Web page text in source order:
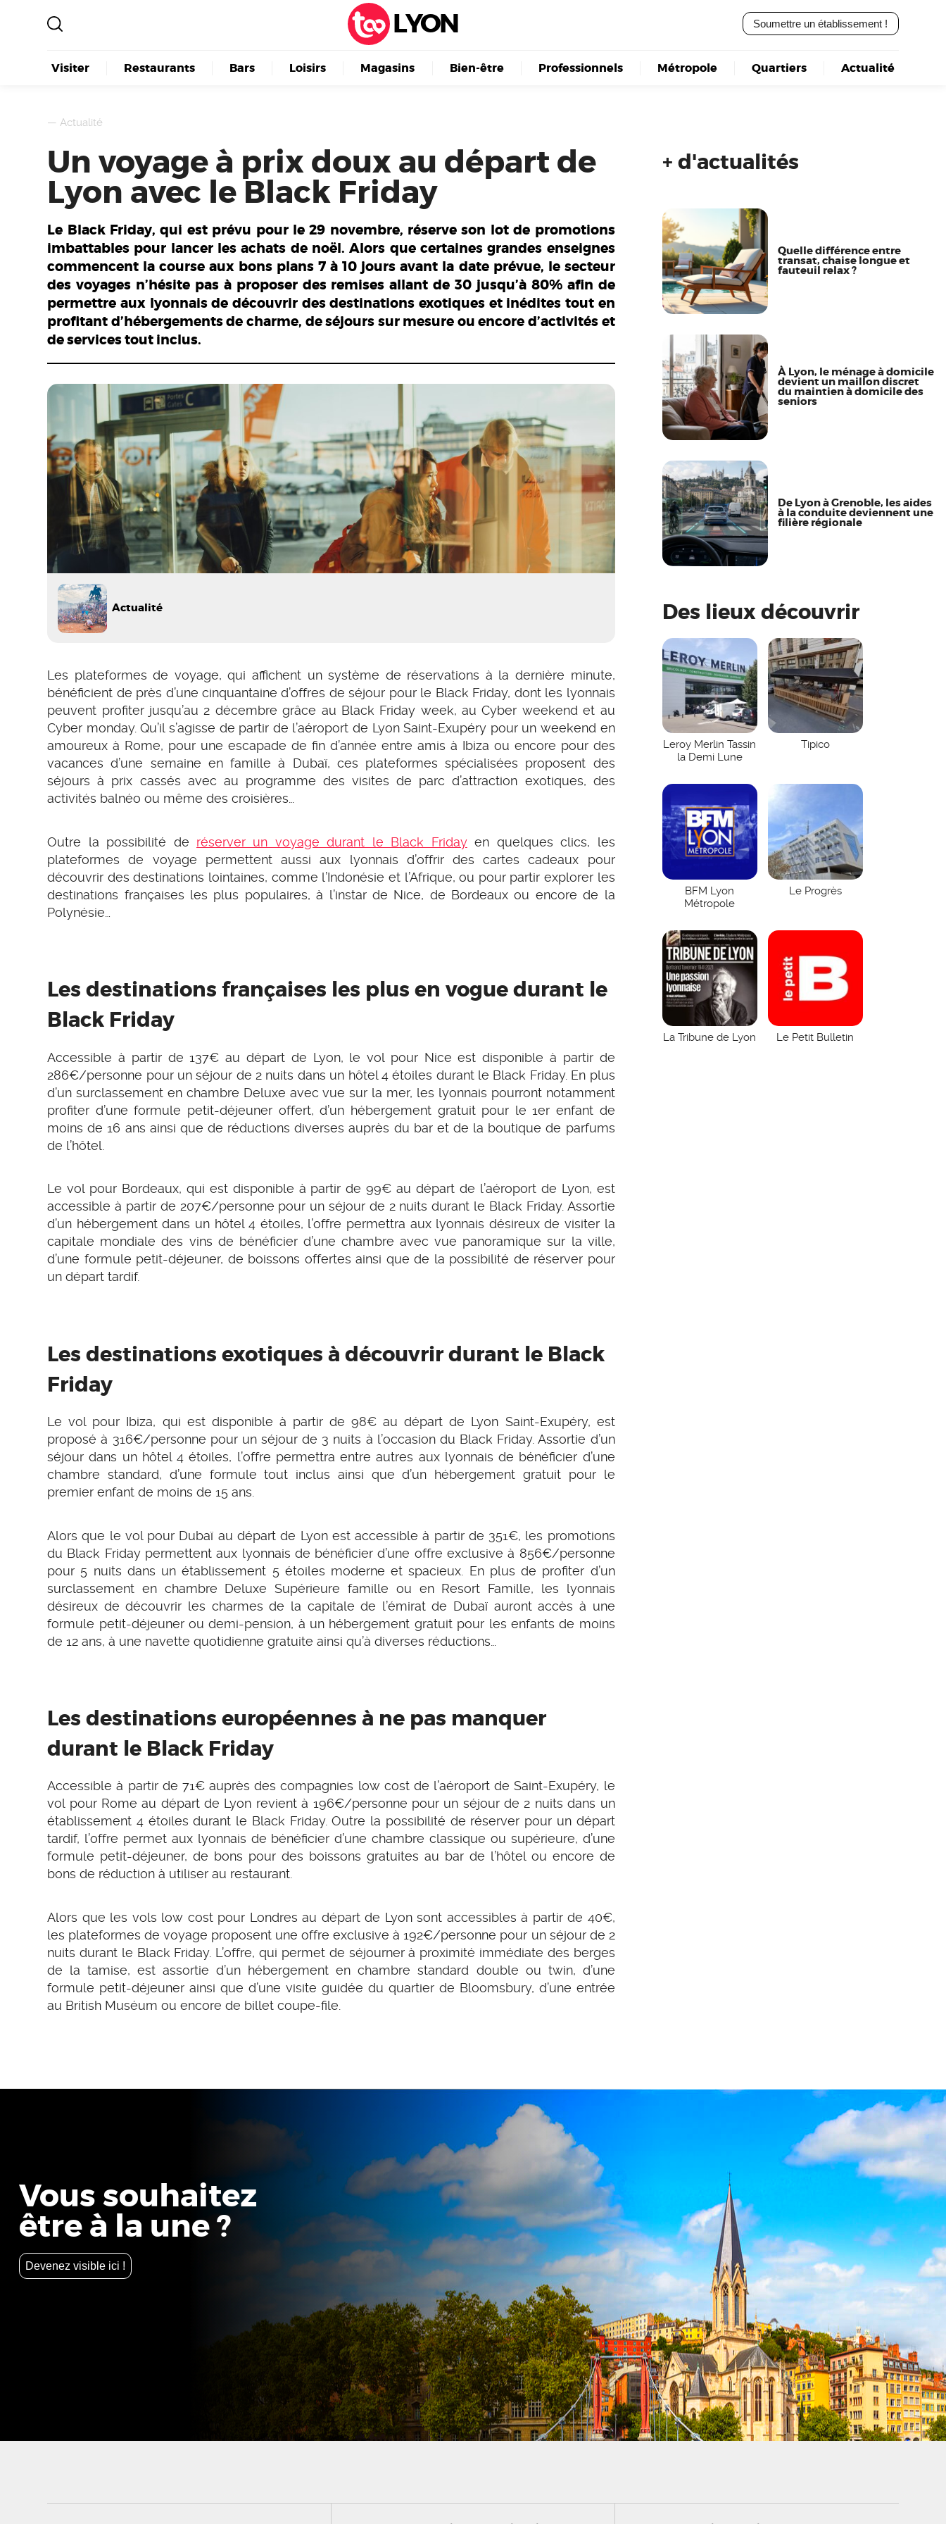
LYON Soumettre un établissement !
Visiter Restaurants Bars Loisirs Magasins Bien-être Professionnels Métropole Quartiers Actualité
—Actualité
Un voyage à prix doux au départ de
Lyon avec le Black Friday
Le Black Friday, qui est prévu pour le 29 novembre, réserve son lot de promotions
imbattables pour lancer les achats de noël. Alors que certaines grandes enseignes
commencent la course aux bons plans 7 à 10 jours avant la date prévue, le secteur
des voyages n’hésite pas à proposer des remises allant de 30 jusqu’à 80% afin de
permettre aux lyonnais de découvrir des destinations exotiques et inédites tout en
profitant d’hébergements de charme, de séjours sur mesure ou encore d’activités et
de services tout inclus.
Actualité
Les plateformes de voyage, qui affichent un système de réservations à la dernière minute,
bénéficient de près d’une cinquantaine d’offres de séjour pour le Black Friday, dont les lyonnais
peuvent profiter jusqu’au 2 décembre grâce au Black Friday week, au Cyber weekend et au
Cyber monday. Qu’il s’agisse de partir de l’aéroport de Lyon Saint-Exupéry pour un weekend en
amoureux à Rome, pour une escapade de fin d’année entre amis à Ibiza ou encore pour des
vacances d’une semaine en famille à Dubaï, ces plateformes spécialisées proposent des
séjours à prix cassés avec au programme des visites de parc d’attraction exotiques, des
activités balnéo ou même des croisières…
Outre la possibilité de réserver un voyage durant le Black Fridayen quelques clics, les
plateformes de voyage permettent aussi aux lyonnais d’offrir des cartes cadeaux pour
découvrir des destinations lointaines, comme l’Indonésie et l’Afrique, ou pour partir explorer les
destinations françaises les plus populaires, à l’instar de Nice, de Bordeaux ou encore de la
Polynésie…
Les destinations françaises les plus en vogue durant le
Black Friday
Accessible à partir de 137€ au départ de Lyon, le vol pour Nice est disponible à partir de
286€/personne pour un séjour de 2 nuits dans un hôtel 4 étoiles durant le Black Friday. En plus
d’un surclassement en chambre Deluxe avec vue sur la mer, les lyonnais pourront notamment
profiter d’une formule petit-déjeuner offert, d’un hébergement gratuit pour le 1er enfant de
moins de 16 ans ainsi que de réductions diverses auprès du bar et de la boutique de parfums
de l’hôtel.
Le vol pour Bordeaux, qui est disponible à partir de 99€ au départ de l’aéroport de Lyon, est
accessible à partir de 207€/personne pour un séjour de 2 nuits durant le Black Friday. Assortie
d’un hébergement dans un hôtel 4 étoiles, l’offre permettra aux lyonnais désireux de visiter la
capitale mondiale des vins de bénéficier d’une chambre avec vue panoramique sur la ville,
d’une formule petit-déjeuner, de boissons offertes ainsi que de la possibilité de réserver pour
un départ tardif.
Les destinations exotiques à découvrir durant le Black
Friday
Le vol pour Ibiza, qui est disponible à partir de 98€ au départ de Lyon Saint-Exupéry, est
proposé à 316€/personne pour un séjour de 3 nuits à l’occasion du Black Friday. Assortie d’un
séjour dans un hôtel 4 étoiles, l’offre permettra entre autres aux lyonnais de bénéficier d’une
chambre standard, d’une formule tout inclus ainsi que d’un hébergement gratuit pour le
premier enfant de moins de 15 ans.
Alors que le vol pour Dubaï au départ de Lyon est accessible à partir de 351€, les promotions
du Black Friday permettent aux lyonnais de bénéficier d’une offre exclusive à 856€/personne
pour 5 nuits dans un établissement 5 étoiles moderne et spacieux. En plus de profiter d’un
surclassement en chambre Deluxe Supérieure famille ou en Resort Famille, les lyonnais
désireux de découvrir les charmes de la capitale de l’émirat de Dubaï auront accès à une
formule petit-déjeuner ou demi-pension, à un hébergement gratuit pour les enfants de moins
de 12 ans, à une navette quotidienne gratuite ainsi qu’à diverses réductions…
Les destinations européennes à ne pas manquer
durant le Black Friday
Accessible à partir de 71€ auprès des compagnies low cost de l’aéroport de Saint-Exupéry, le
vol pour Rome au départ de Lyon revient à 196€/personne pour un séjour de 2 nuits dans un
établissement 4 étoiles durant le Black Friday. Outre la possibilité de réserver pour un départ
tardif, l’offre permet aux lyonnais de bénéficier d’une chambre classique ou supérieure, d’une
formule petit-déjeuner, de bons pour des boissons gratuites au bar de l’hôtel ou encore de
bons de réduction à utiliser au restaurant.
Alors que les vols low cost pour Londres au départ de Lyon sont accessibles à partir de 40€,
les plateformes de voyage proposent une offre exclusive à 192€/personne pour un séjour de 2
nuits durant le Black Friday. L’offre, qui permet de séjourner à proximité immédiate des berges
de la tamise, est assortie d’un hébergement en chambre standard double ou twin, d’une
formule petit-déjeuner ainsi que d’une visite guidée du quartier de Bloomsbury, d’une entrée
au British Muséum ou encore de billet coupe-file.
+ d'actualités
Quelle différence entre
transat, chaise longue et
fauteuil relax ?
À Lyon, le ménage à domicile
devient un maillon discret
du maintien à domicile des
seniors
De Lyon à Grenoble, les aides
à la conduite deviennent une
filière régionale
Des lieux découvrir
Leroy Merlin Tassin
la Demi Lune
Tipico
BFM Lyon
Métropole
Le Progrès
La Tribune de Lyon Le Petit Bulletin
Vous souhaitez
être à la une ?
Devenez visible ici !